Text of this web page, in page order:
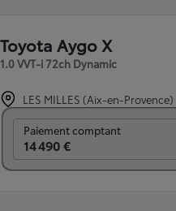
Toyota Aygo X
1.0 VVT-i 72ch Dynamic
LES MILLES (Aix-en-Provence)
Paiement comptant
14 490 €